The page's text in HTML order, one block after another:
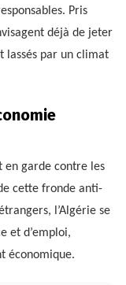
Pris
déjà de jeter
lassés par un climat
en garde contre les
cette fronde anti-
l’Algérie se
et d’emploi,
économique.